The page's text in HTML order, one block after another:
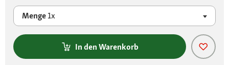
Menge1x
In den Warenkorb